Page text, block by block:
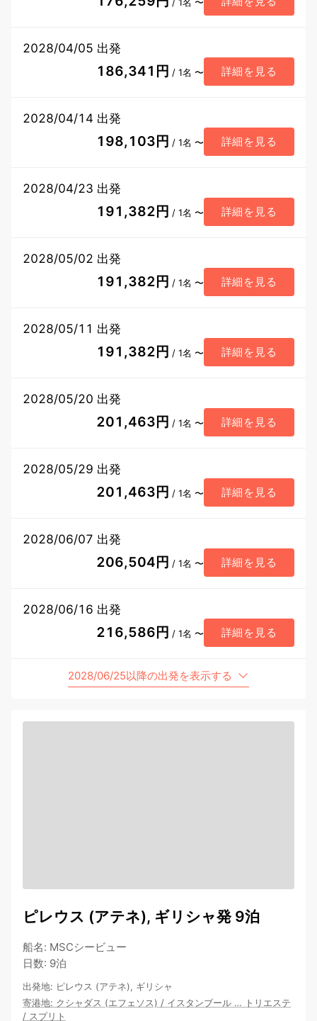
2028/04/05 出発
186,341円 / 1名 〜 詳細を見る
2028/04/14 出発
198,103円 / 1名 〜 詳細を見る
2028/04/23 出発
191,382円 / 1名 〜 詳細を見る
2028/05/02 出発
191,382円 / 1名 〜 詳細を見る
2028/05/11 出発
191,382円 / 1名 〜 詳細を見る
2028/05/20 出発
201,463円 / 1名 〜 詳細を見る
2028/05/29 出発
201,463円 / 1名 〜 詳細を見る
2028/06/07 出発
206,504円 / 1名 〜 詳細を見る
2028/06/16 出発
216,586円 / 1名 〜 詳細を見る
2028/06/25以降の出発を表示する
ピレウス (アテネ), ギリシャ発 9泊
船名: MSCシービュー
日数: 9泊
出発地: ピレウス (アテネ), ギリシャ
寄港地: クシャダス (エフェソス) / イスタンブール … トリエステ
/ スプリト